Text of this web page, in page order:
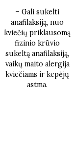
– Gali sukelti
anafilaksiją, nuo
kviečių priklausomą
fizinio krūvio
sukeltą anafilaksiją,
vaikų maito alergija
kviečiams ir kepėjų
astma.